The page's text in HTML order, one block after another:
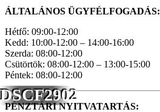
DSCF2902
ÁLTALÁNOS ÜGYFÉLFOGADÁS:
Hétfő: 09:00-12:00
Kedd: 10:00-12:00 – 14:00-16:00
Szerda: 08:00-12:00
Csütörtök: 08:00-12:00 – 13:00-15:00
Péntek: 08:00-12:00
PÉNZTÁRI NYITVATARTÁS: